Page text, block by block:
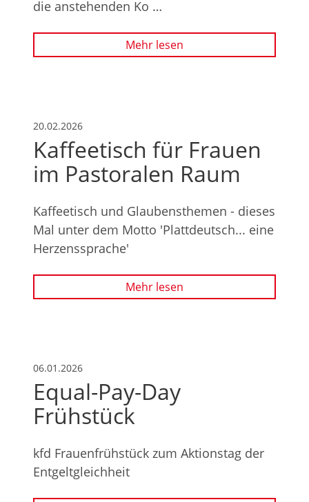
die anstehenden Ko …
Mehr lesen
20.02.2026
Kaffeetisch für Frauen
im Pastoralen Raum
Kaffeetisch und Glaubensthemen - dieses
Mal unter dem Motto 'Plattdeutsch... eine
Herzenssprache'
Mehr lesen
06.01.2026
Equal-Pay-Day
Frühstück
kfd Frauenfrühstück zum Aktionstag der
Entgeltgleichheit